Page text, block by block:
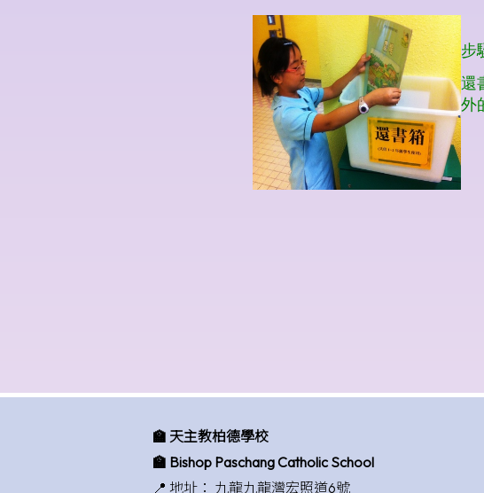
🏫 天主教柏德學校
🏫 Bishop Paschang Catholic School
📍 地址： 九龍九龍灣宏照道6號